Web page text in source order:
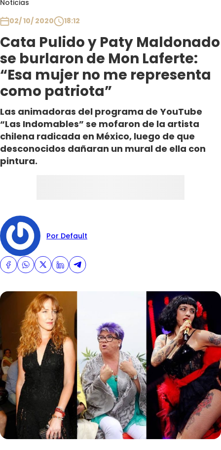
Noticias
02/ 10/ 2020
18:12
Cata Pulido y Paty Maldonado
se burlaron de Mon Laferte:
“Esa mujer no me representa
como patriota”
Las animadoras del programa de YouTube
“Las Indomables” se mofaron de la artista
chilena radicada en México, luego de que
desconocidos dañaran un mural de ella con
pintura.
Por Default
Club De La Comedia
Contigo en Directo
Plan Perfecto
El Tiempo
Sabingo
Todos Los Programas